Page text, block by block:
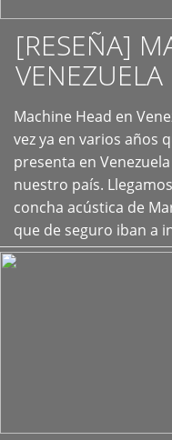
[RESEÑA]
VENEZUELA
Machine Head en
vez ya en varios años
presenta en
nuestro país.
concha acústica de
que de seguro iban a